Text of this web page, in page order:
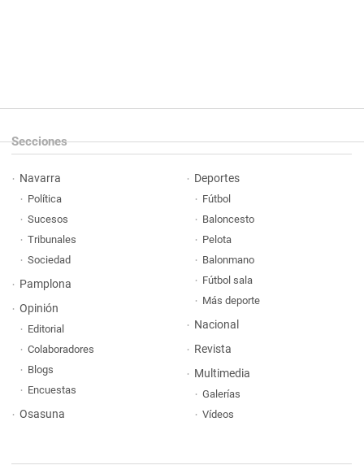
Secciones
Navarra
Política
Sucesos
Tribunales
Sociedad
Pamplona
Opinión
Editorial
Colaboradores
Blogs
Encuestas
Osasuna
Deportes
Fútbol
Baloncesto
Pelota
Balonmano
Fútbol sala
Más deporte
Nacional
Revista
Multimedia
Galerías
Vídeos